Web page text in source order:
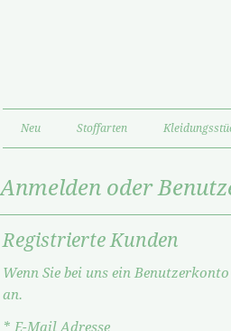
Neu Stoffarten
Anmelden oder
Registrierte Kunden
Wenn Sie bei uns ein
an.
* E-Mail Adresse